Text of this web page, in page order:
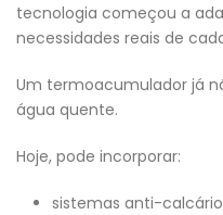
tecnologia começou a
necessidades reais de
Um termoacumulador já
água quente.
Hoje, pode incorporar:
sistemas anti-